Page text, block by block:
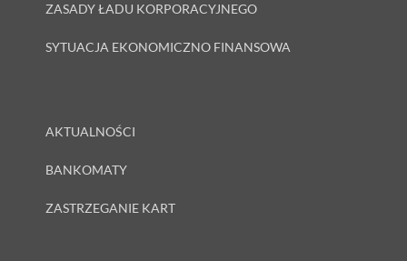
ZASADY ŁADU KORPORACYJNEGO
SYTUACJA EKONOMICZNO FINANSOWA
AKTUALNOŚCI
BANKOMATY
ZASTRZEGANIE KART